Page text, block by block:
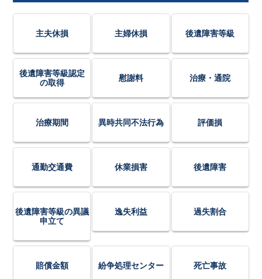
主夫休損 主婦休損 後遺障害等級
後遺障害等級認定
の取得
慰謝料 治療・通院
治療期間 異時共同不法行為 評価損
通勤交通費 休業損害 後遺障害
後遺障害等級の異議
申立て
逸失利益 過失割合
賠償金額 紛争処理センター 死亡事故